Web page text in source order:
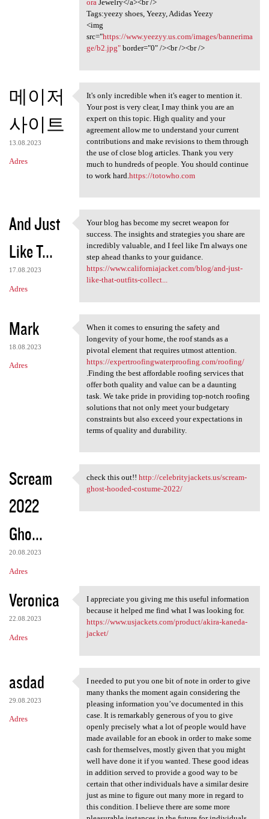
oraJewelry</a><br />
Tags:yeezy shoes, Yeezy, Adidas Yeezy
<img
src="https://www.yeezyy.us.com/images/bannerima
ge/b2.jpg"border="0" /><br /><br />
메이저
사이트
13.08.2023
Adres
It's only incredible when it
It's only incredible when it's eager to mention it.
Your post is very clear, I may think you are an
expert on this topic. High quality and your
agreement allow me to understand your current
contributions and make revisions to them through
the use of close blog articles. Thank you very
much to hundreds of people. You should continue
to work hard. https://totowho.com
And Just
Like T...
17.08.2023
Adres
Your blog has become my
Your blog has become my secret weapon for
success. The insights and strategies you share are
incredibly valuable, and I feel like I'm always one
step ahead thanks to your guidance.
https://www.californiajacket.com/blog/and-just-
like-that-outfits-collect...
Mark
18.08.2023
Adres
When it comes to ensuring the
When it comes to ensuring the safety and
longevity of your home, the roof stands as a
pivotal element that requires utmost attention.
https://expertroofingwaterproofing.com/roofing/
.Finding the best affordable roofing services that
offer both quality and value can be a daunting
task. We take pride in providing top-notch roofing
solutions that not only meet your budgetary
constraints but also exceed your expectations in
terms of quality and durability.
Scream
2022
Gho...
20.08.2023
Adres
check this out!! http:/
check this out!! http://celebrityjackets.us/scream-
ghost-hooded-costume-2022/
Veronica
22.08.2023
Adres
I appreciate you giving me
I appreciate you giving me this useful information
because it helped me find what I was looking for.
https://www.usjackets.com/product/akira-kaneda-
jacket/
asdad
29.08.2023
Adres
I needed to put you one bit
I needed to put you one bit of note in order to give
many thanks the moment again considering the
pleasing information you’ve documented in this
case. It is remarkably generous of you to give
openly precisely what a lot of people would have
made available for an ebook in order to make some
cash for themselves, mostly given that you might
well have done it if you wanted. These good ideas
in addition served to provide a good way to be
certain that other individuals have a similar desire
just as mine to figure out many more in regard to
this condition. I believe there are some more